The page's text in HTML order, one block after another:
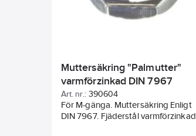
Muttersäkring "Palmutter"
varmförzinkad DIN 7967
Art. nr.: 390604
För M-gänga. Muttersäkring Enligt
DIN 7967. Fjäderstål varmförzinkad.